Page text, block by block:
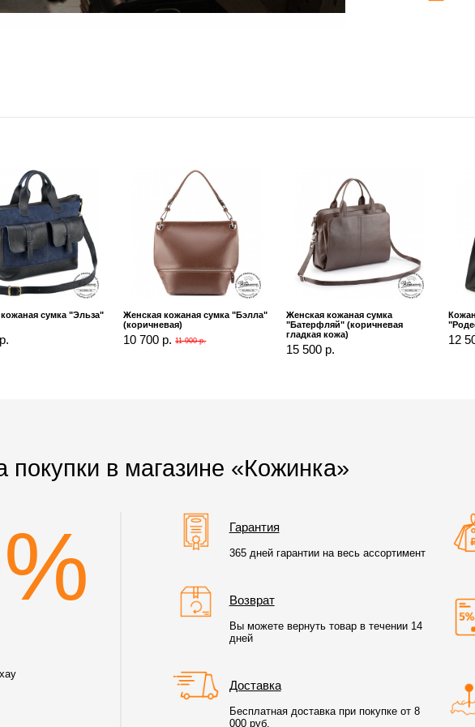
сумка "Эльза"
Женская кожаная сумка "Бэлла"
(коричневая)
10 700 р. 11 900 р.
Женская кожаная сумка
"Батерфляй" (коричневая
гладкая кожа)
15 500 р.
12
в магазине «Кожинка»
Гарантия
365 дней гарантии на весь ассортимент
Возврат
Вы можете вернуть товар в течении 14
дней
Доставка
Бесплатная доставка при покупке от 8
000 руб.